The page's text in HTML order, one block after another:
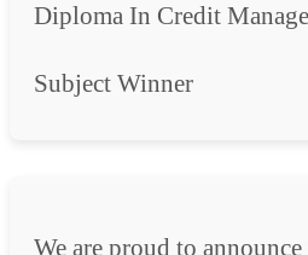
Diploma In Credit
Subject Winner
We are proud to